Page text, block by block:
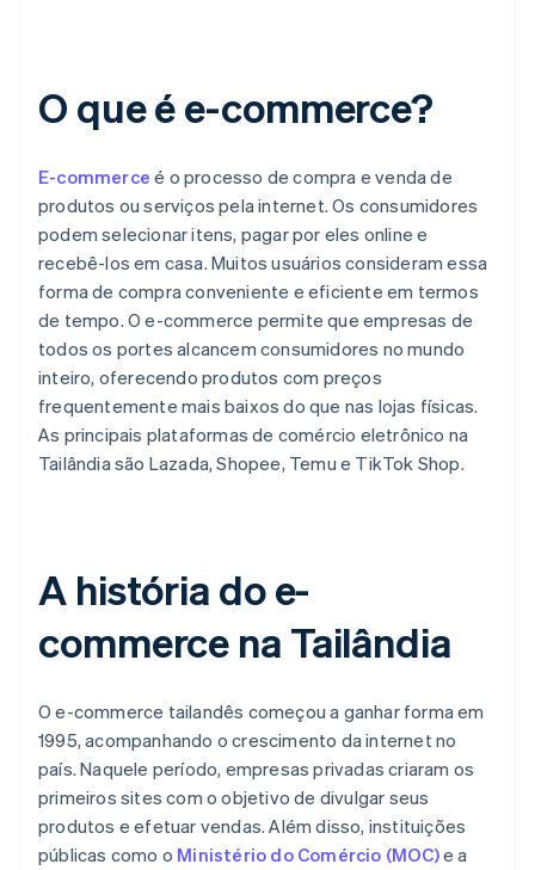
O que é e-commerce?
E-commerce é o processo de compra e venda de
produtos ou serviços pela internet. Os consumidores
podem selecionar itens, pagar por eles online e
recebê-los em casa. Muitos usuários consideram essa
forma de compra conveniente e eficiente em termos
de tempo. O e-commerce permite que empresas de
todos os portes alcancem consumidores no mundo
inteiro, oferecendo produtos com preços
frequentemente mais baixos do que nas lojas físicas.
As principais plataformas de comércio eletrônico na
Tailândia são Lazada, Shopee, Temu e TikTok Shop.
A história do e-
commerce na Tailândia
O e-commerce tailandês começou a ganhar forma em
1995, acompanhando o crescimento da internet no
país. Naquele período, empresas privadas criaram os
primeiros sites com o objetivo de divulgar seus
produtos e efetuar vendas. Além disso, instituições
públicas como o Ministério do Comércio (MOC)e a